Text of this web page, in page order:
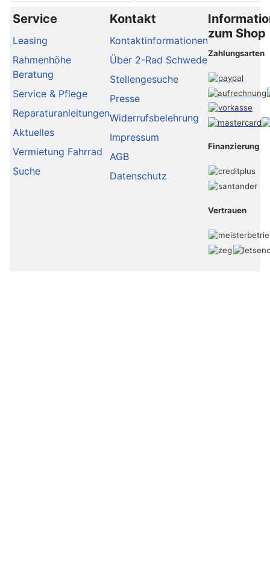
Service
Leasing
Rahmenhöhe
Beratung
Service & Pflege
Reparaturanleitungen
Aktuelles
Vermietung Fahrrad
Suche
Kontakt
Kontaktinformationen
Über 2-Rad Schwede
Stellengesuche
Presse
Widerrufsbelehrung
Impressum
AGB
Datenschutz
zum Shop
Zahlungsarten
Finanzierung
Vertrauen